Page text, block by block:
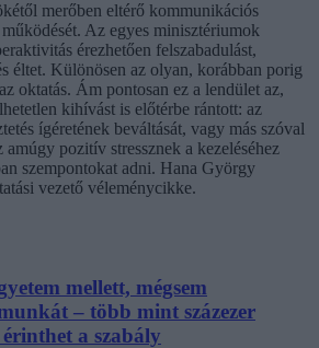
merőben eltérő kommunikációs
Az egyes minisztériumok
érezhetően felszabadulást,
éltet. Különösen az olyan, korábban porig
oktatás. Ám pontosan ez a lendület az,
kihívást is előtérbe rántott: az
ígéretének beváltását, vagy más szóval
amúgy pozitív stressznek a kezeléséhez
szempontokat adni. Hana György
vezető véleménycikke.
mellett, mégsem
– több mint százezer
a szabály